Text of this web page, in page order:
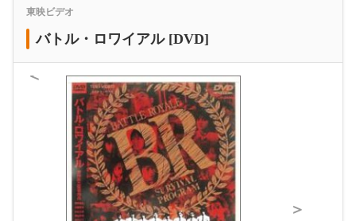
東映ビデオ
バトル・ロワイアル [DVD]
＜
＞